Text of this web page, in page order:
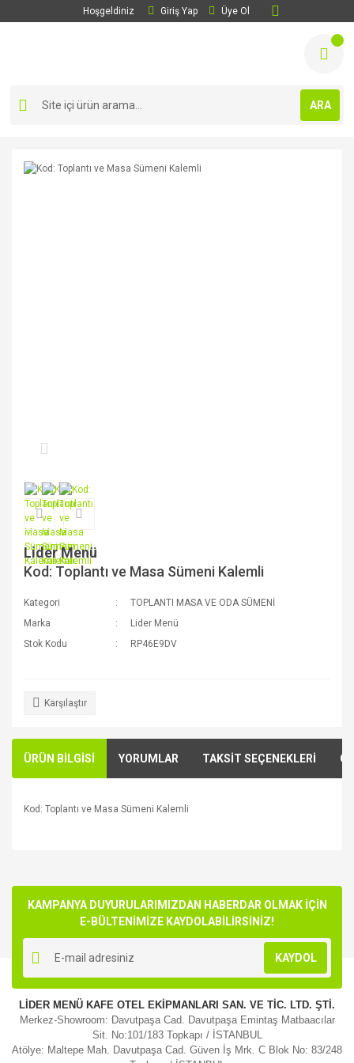
Hoşgeldiniz Giriş Yap Üye Ol
ARA
Lider Menü
Kod: Toplantı ve Masa Sümeni Kalemli
Kategori
TOPLANTI MASA VE ODA SÜMENİ
Marka
Lider Menü
Stok Kodu
RP46E9DV
Karşılaştır
ÜRÜN BİLGİSİ YORUMLAR TAKSİT SEÇENEKLERİ
Kod: Toplantı ve Masa Sümeni Kalemli
Yorum Yaz
kullanarak tarafımıza iletebilirsiniz.
Görüş ve önerileriniz için teşekkür ederiz.
Ürün resmi kalitesiz, bozuk veya görüntülenemiyor.
Ürün açıklamasında eksik bilgiler bulunuyor.
Ürün bilgilerinde hatalar bulunuyor.
Ürün fiyatı diğer sitelerden daha pahalı.
Bu ürüne benzer farklı alternatifler olmalı.
KAMPANYA DUYURULARIMIZDAN HABERDAR OLMAK İÇİN
E-BÜLTENİMİZE KAYDOLABİLİRSİNİZ!
KAYDOL
LİDER MENÜ KAFE OTEL EKİPMANLARI SAN. VE TİC. LTD. ŞTİ.
Merkez-Showroom: Davutpaşa Cad. Davutpaşa Emintaş Matbaacılar
Sit. No:101/183 Topkapı / İSTANBUL
Atölye: Maltepe Mah. Davutpaşa Cad. Güven İş Mrk. C Blok No: 83/248